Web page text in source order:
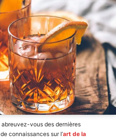
abreuvez-vous des dernières
connaissances sur l’art de la